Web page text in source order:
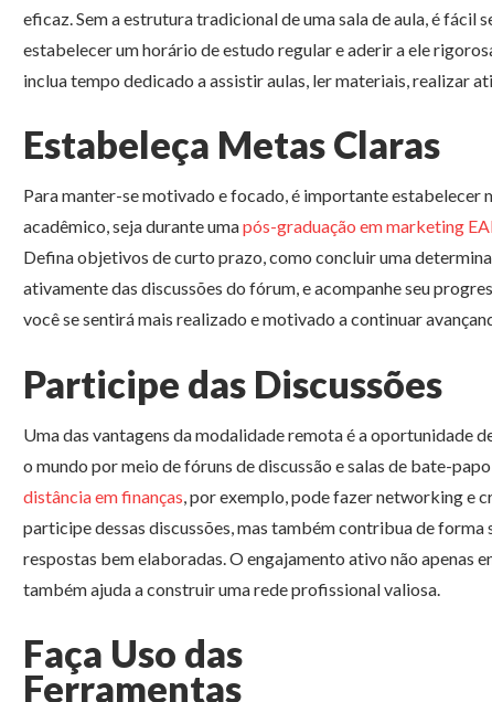
eficaz. Sem a estrutura tradicional de uma sala de aula, é
estabelecer um horário de estudo regular e aderir a ele
inclua tempo dedicado a assistir aulas, ler materiais, realizar
Estabeleça Metas Claras
Para manter-se motivado e focado, é importante estabelecer
acadêmico, seja durante umapós-graduação em marketing
Defina objetivos de curto prazo, como concluir uma
ativamente das discussões do fórum, e acompanhe seu
você se sentirá mais realizado e motivado a continuar
Participe das Discussões
Uma das vantagens da modalidade remota é a oportunidade
o mundo por meio de fóruns de discussão e salas de bate-
distância em finanças , por exemplo, pode fazer networking e
participe dessas discussões, mas também contribua de
respostas bem elaboradas. O engajamento ativo não apenas
também ajuda a construir uma rede profissional valiosa.
Faça Uso das
Ferramentas